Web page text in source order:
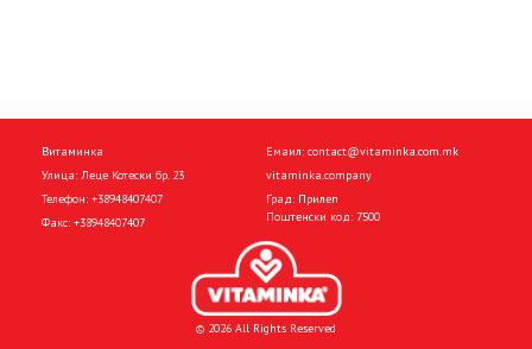
Витаминка
Улица: Леце Котески бр. 23
Телефон: +38948407407
Факс: +38948407407
Емаил: contact@vitaminka.com.mk
vitaminka.company
Град: Прилеп
Поштенски код: 7500
© 2026 All Rights Reserved